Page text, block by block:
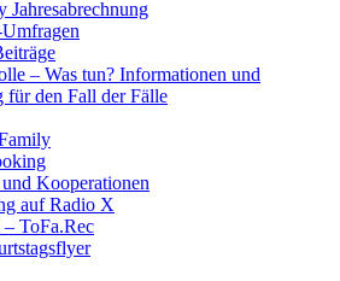
Jahresabrechnung
– Was tun? Informationen und
für den Fall der Fälle
Kooperationen
auf Radio X
ToFa.Rec